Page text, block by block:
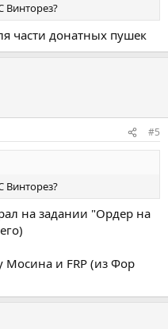
Винторез?
части донатных пушек
#5
Винторез?
на задании "Ордер на
Мосина и FRP (из Фор